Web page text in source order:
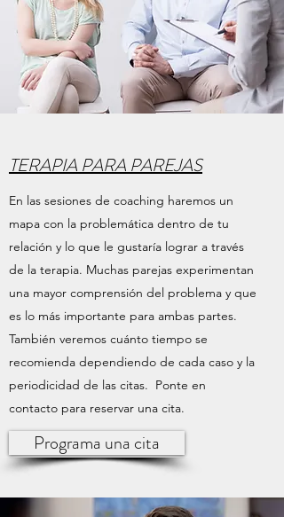
TERAPIA PARA PAREJAS
En las sesiones de coaching haremos un
mapa con la problemática dentro de tu
relación y lo que le gustaría lograr a través
de la terapia. Muchas parejas experimentan
una mayor comprensión del problema y que
es lo más importante para ambas partes.
También veremos cuánto tiempo se
recomienda dependiendo de cada caso y la
periodicidad de las citas. Ponte en
contacto para reservar una cita.
Programa una cita